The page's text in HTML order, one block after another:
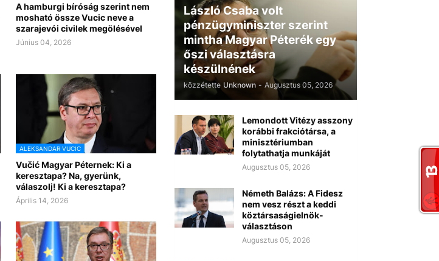
A hamburgi bíróság szerint nem
mosható össze Vucic neve a
szarajevói civilek megölésével
Június 04, 2026
ALEKSANDAR VUCIC
Vučić Magyar Péternek: Ki a
keresztapa? Na, gyerünk,
válaszolj! Ki a keresztapa?
Április 14, 2026
László Csaba volt
pénzügyminiszter szerint
mintha Magyar Péterék egy
őszi választásra
készülnének
közzétette Unknown - Augusztus 05, 2026
Lemondott Vitézy asszony
korábbi frakciótársa, a
minisztériumban
folytathatja munkáját
Augusztus 05, 2026
Németh Balázs: A Fidesz
nem vesz részt a keddi
köztársaságielnök-
választáson
Augusztus 05, 2026